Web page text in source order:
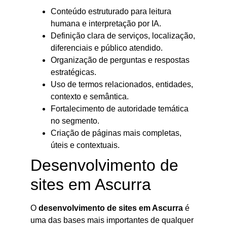
Conteúdo estruturado para leitura
humana e interpretação por IA.
Definição clara de serviços, localização,
diferenciais e público atendido.
Organização de perguntas e respostas
estratégicas.
Uso de termos relacionados, entidades,
contexto e semântica.
Fortalecimento de autoridade temática
no segmento.
Criação de páginas mais completas,
úteis e contextuais.
Desenvolvimento de
sites em Ascurra
O desenvolvimento de sites em Ascurra é
uma das bases mais importantes de qualquer